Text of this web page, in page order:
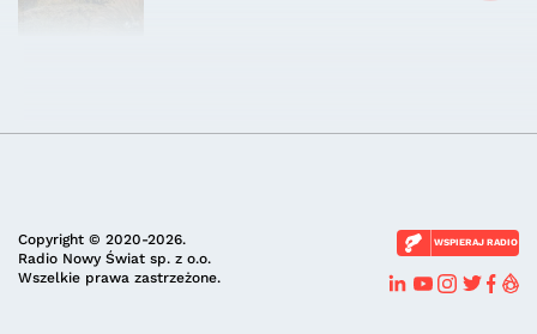
Copyright © 2020-2026.
Radio Nowy Świat sp. z o.o.
Wszelkie prawa zastrzeżone.
WSPIERAJ RADIO